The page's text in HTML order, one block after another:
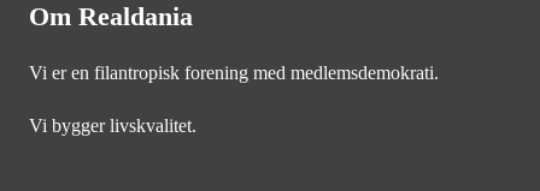
Om Realdania
Vi er en filantropisk forening med medlemsdemokrati.
Vi bygger livskvalitet.